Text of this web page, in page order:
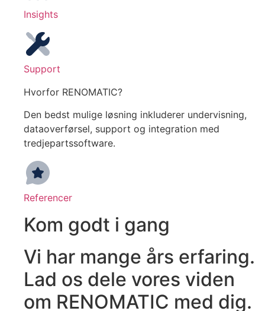
Insights
Support
Hvorfor RENOMATIC?
Den bedst mulige løsning inkluderer undervisning,
dataoverførsel, support og integration med
tredjepartssoftware.
Referencer
Kom godt i gang
Vi har mange års erfaring.
Lad os dele vores viden
om RENOMATIC med dig.